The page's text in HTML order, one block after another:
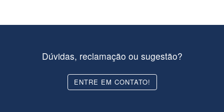
Dúvidas, reclamação ou sugestão?
ENTRE EM CONTATO!